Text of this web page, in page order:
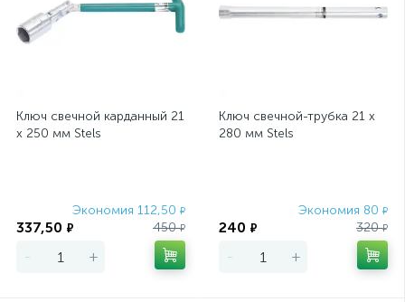
Ключ свечной карданный 21
х 250 мм Stels
Экономия 112,50 ₽
337,50 ₽ 450₽
- +
Ключ свечной-трубка 21 х
280 мм Stels
Экономия 80 ₽
240 ₽ 320₽
- +